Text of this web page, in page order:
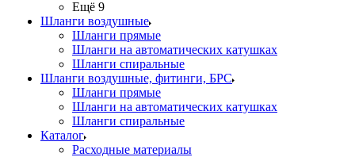
Ещё 9
Шланги воздушные
Шланги прямые
Шланги на автоматических катушках
Шланги спиральные
Шланги воздушные, фитинги, БРС
Шланги прямые
Шланги на автоматических катушках
Шланги спиральные
Каталог
Расходные материалы